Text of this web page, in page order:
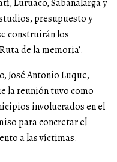
Luruaco, Sabanalarga y
presupuesto y
construirán los
de la memoria’.
José Antonio Luque,
la reunión tuvo como
involucrados en el
para concretar el
a las víctimas.